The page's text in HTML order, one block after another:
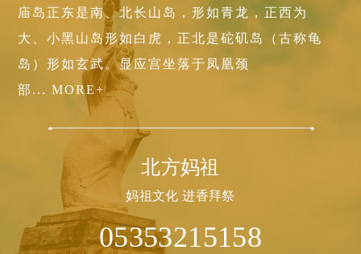
庙岛正东是南、北长山岛，形如青龙，正西为
大、小黑山岛形如白虎，正北是砣矶岛（古称龟
岛）形如玄武。显应宫坐落于凤凰颈
部... MORE+
北方妈祖
妈祖文化 进香拜祭
05353215158